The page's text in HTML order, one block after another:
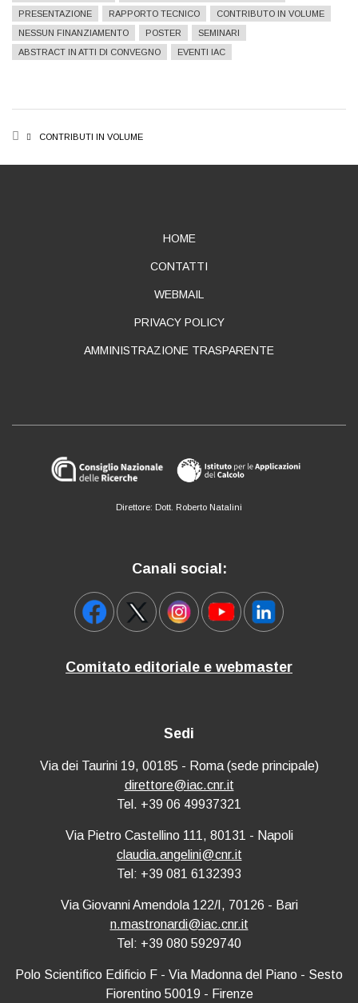
PRESENTAZIONE
RAPPORTO TECNICO
CONTRIBUTO IN VOLUME
NESSUN FINANZIAMENTO
POSTER
SEMINARI
ABSTRACT IN ATTI DI CONVEGNO
EVENTI IAC
BREADCRUMB
CONTRIBUTI IN VOLUME
HOME
CONTATTI
WEBMAIL
PRIVACY POLICY
AMMINISTRAZIONE TRASPARENTE
Direttore: Dott. Roberto Natalini
Canali social:
Comitato editoriale e webmaster
Sedi
Via dei Taurini 19, 00185 - Roma (sede principale)
direttore@iac.cnr.it
Tel. +39 06 49937321
Via Pietro Castellino 111, 80131 - Napoli
claudia.angelini@cnr.it
Tel: +39 081 6132393
Via Giovanni Amendola 122/I, 70126 - Bari
n.mastronardi@iac.cnr.it
Tel: +39 080 5929740
Polo Scientifico Edificio F - Via Madonna del Piano - Sesto
Fiorentino 50019 - Firenze